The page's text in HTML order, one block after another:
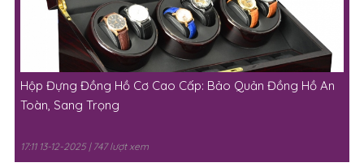
Hộp Đựng Đồng Hồ Cơ Cao Cấp: Bảo Quản Đồng Hồ An
Toàn, Sang Trọng
17:11 13-12-2025 | 747 lượt xem